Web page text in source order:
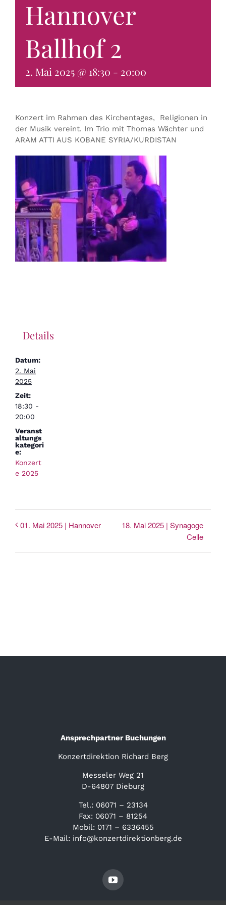
KONTAKT & BUCHEN
Hannover
Ballhof 2
2. Mai 2025 @ 18:30 - 20:00
Konzert im Rahmen des Kirchentages, Religionen in
der Musik vereint. Im Trio mit Thomas Wächter und
ARAM ATTI AUS KOBANE SYRIA/KURDISTAN
Details
Datum:
2. Mai
2025
Zeit:
18:30 -
20:00
Veranst
altungs
kategori
e:
Konzert
e 2025
01. Mai 2025 | Hannover
18. Mai 2025 | Synagoge
Celle
Ansprechpartner Buchungen
Konzertdirektion Richard Berg
Messeler Weg 21
D-64807 Dieburg
Tel.: 06071 – 23134
Fax: 06071 – 81254
Mobil: 0171 – 6336455
E-Mail: info@konzertdirektionberg.de